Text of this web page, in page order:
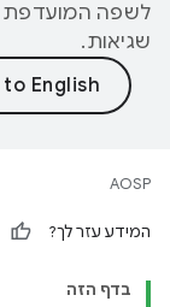
לשפה המועדפת
שגיאות.
AOSP
המידע עזר לך?
בדף הזה